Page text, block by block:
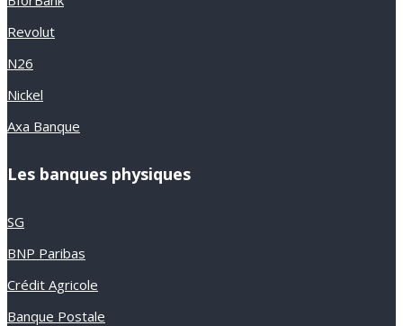
Revolut
N26
Nickel
Axa Banque
Les banques physiques
SG
BNP Paribas
Crédit Agricole
Banque Postale